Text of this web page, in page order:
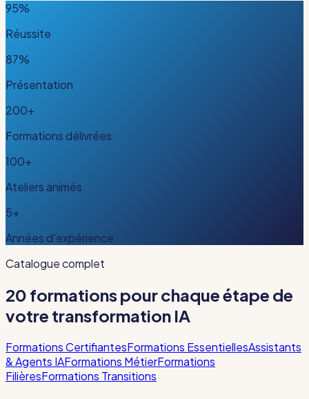
95%
Réussite
87%
Présentation
200+
Formations délivrées
100+
Ateliers animés
5+
Années d'expérience
Catalogue complet
20 formations pour chaque étape de
votre transformation IA
Formations CertifiantesFormations EssentiellesAssistants
& Agents IAFormations MétierFormations
FilièresFormations Transitions